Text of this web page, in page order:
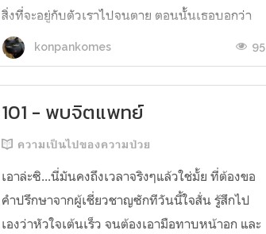
สิ่งที่จะอยู่กับตัวเราไปจนตาย ตอนนั้นเธอบอกว่า
เราเลิกกันเถอะเพราะความไม่เข้าใจกันหรืออาจจะ
เพราะเข้ากันไม่ได้ไ...
konpankomes 95
101 - พบจิตแพทย์
ความเป็นไปของความป่วย
เอาล่ะซิ...นี่มันคงถึงเวลาจริงๆแล้วใช่มั้ย ที่ต้องขอ
คำปรึกษาจากผู้เชี่ยวชาญซักทีวันนี้ใจสั่น รู้สึกไป
เองว่าหัวใจเต้นเร็ว จนต้องเอามือทาบหน้าอก และ